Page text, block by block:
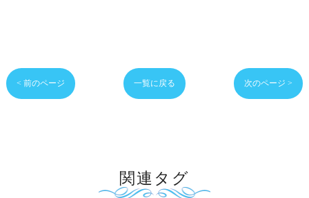
< 前のページ 一覧に戻る 次のページ >
関連タグ